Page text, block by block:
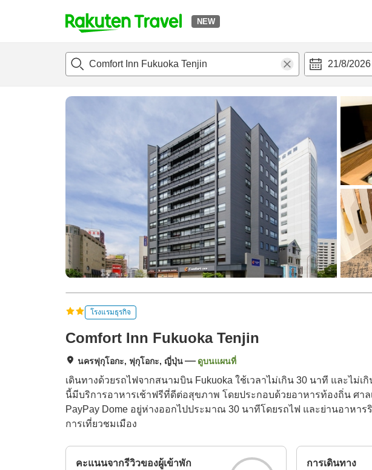
NEW
t
p
a
21/8/2026
แนะนำที่พักห้องพักและแพลนพักรีวิวไฮไลต์ สิ่่งอำนวยความสะดวก
โรงแรมธุรกิจ
Comfort Inn Fukuoka Tenjin
นครฟุกุโอกะ, ฟุกุโอกะ, ญี่ปุ่น ดูบนแผนที่
เดินทางด้วยรถไฟจากสนามบิน Fukuoka ใช้เวลาไม่เกิน 30 นาที และไม่
นี้มีบริการอาหารเช้าฟรีที่ดีต่อสุขภาพ โดยประกอบด้วยอาหารท้องถิ่น ศาล
PayPay Dome อยู่ห่างออกไปประมาณ 30 นาทีโดยรถไฟ และย่านอาหา
การเที่ยวชมเมือง
คะแนนจากรีวิวของผู้เข้าพัก การเดินทาง